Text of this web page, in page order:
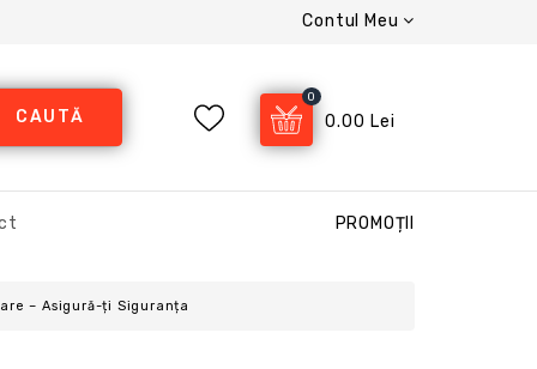
Contul Meu
CAUTĂ
0
0.00 Lei
PROMOȚII
– Asigură-ți Siguranța